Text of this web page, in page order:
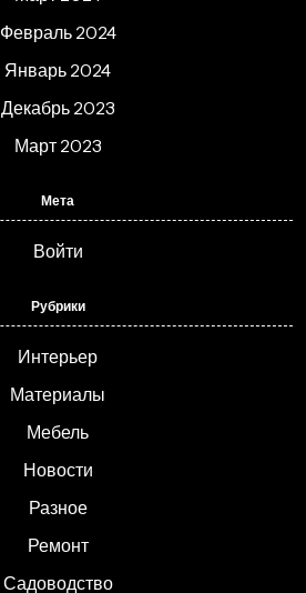
Февраль 2024
Январь 2024
Декабрь 2023
Март 2023
Мета
Войти
Рубрики
Интерьер
Материалы
Мебель
Новости
Разное
Ремонт
Садоводство